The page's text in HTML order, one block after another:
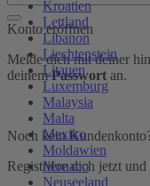
Kroatien
Lettland
Libanon
Liechtenstein
Litauen
Luxemburg
Malaysia
Malta
Mexiko
Moldawien
Monaco
Neuseeland
Konto eröffnen
Melde dich mit deiner
deinemPasswort an.
Noch kein
Registriere dich jetzt